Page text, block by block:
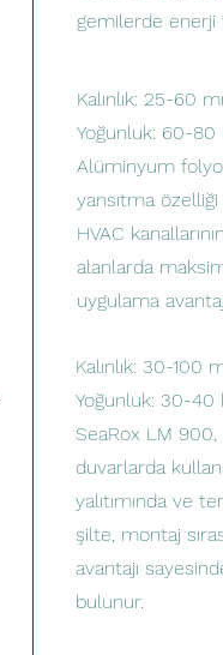
gemilerde enerji
Kalınlık: 25-60
Yoğunluk: 60-80
Alüminyum folyo
yansıtma
HVAC
alanlarda
uygulama
Kalınlık: 30-100
Yoğunluk: 30-40
SeaRox LM 900,
duvarlarda
yalıtımında ve
şilte, montaj
avantajı
bulunur.